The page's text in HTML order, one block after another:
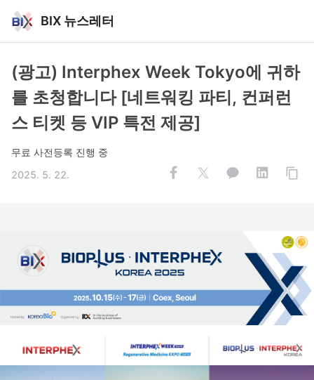
BIX 뉴스레터
(광고) Interphex Week Tokyo에 귀하
를 초청합니다 [네트워킹 파티, 컨퍼런
스 티켓 등 VIP 특전 제공]
무료 사전등록 진행 중
2025. 5. 22.